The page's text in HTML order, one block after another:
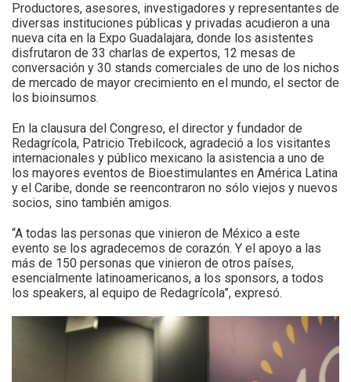
Productores, asesores, investigadores y representantes de
diversas instituciones públicas y privadas acudieron a una
nueva cita en la Expo Guadalajara, donde los asistentes
disfrutaron de 33 charlas de expertos, 12 mesas de
conversación y 30 stands comerciales de uno de los nichos
de mercado de mayor crecimiento en el mundo, el sector de
los bioinsumos.
En la clausura del Congreso, el director y fundador de
Redagrícola, Patricio Trebilcock, agradeció a los visitantes
internacionales y público mexicano la asistencia a uno de
los mayores eventos de Bioestimulantes en América Latina
y el Caribe, donde se reencontraron no sólo viejos y nuevos
socios, sino también amigos.
“A todas las personas que vinieron de México a este
evento se los agradecemos de corazón. Y el apoyo a las
más de 150 personas que vinieron de otros países,
esencialmente latinoamericanos, a los sponsors, a todos
los speakers, al equipo de Redagrícola”, expresó.